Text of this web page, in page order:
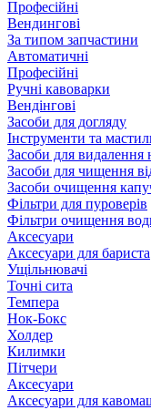
Професійні
Вендингові
За типом запчастини
Автоматичні
Професійні
Ручні кавоварки
Вендінгові
Засоби для догляду
Інструменти та
Засоби для видалення
Засоби для чищення
Засоби очищення
Фільтри для пуроверів
Фільтри очищення
Аксесуари
Аксесуари для бариста
Ущільнювачі
Точні сита
Темпера
Нок-Бокс
Холдер
Килимки
Пітчери
Аксесуари
Аксесуари для